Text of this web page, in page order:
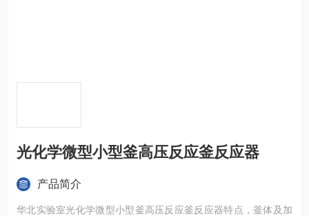
光化学微型小型釜高压反应釜反应器
产品简介
华北实验室光化学微型小型釜高压反应釜反应器特点，釜体及加